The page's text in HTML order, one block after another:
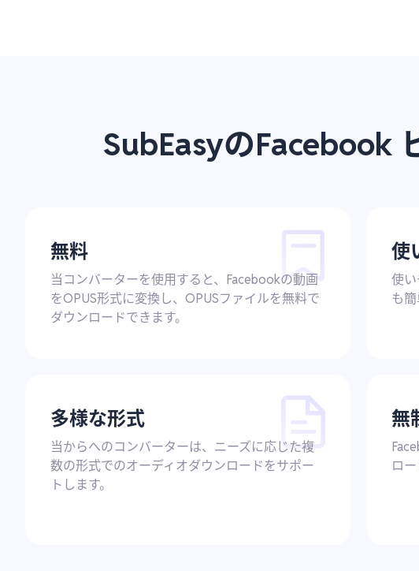
SubEasyのFacebook
無料
当コンバーターを使用すると、Facebookの動画
をOPUS形式に変換し、OPUSファイルを無料で
ダウンロードできます。
使
使
も
多様な形式
当からへのコンバーターは、ニーズに応じた複
数の形式でのオーディオダウンロードをサポー
トします。
無
ロ